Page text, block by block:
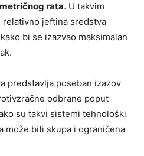
rata. U takvim
jeftina sredstva
bi se izazvao maksimalan
predstavlja poseban izazov
odbrane poput
su takvi sistemi tehnološki
može biti skupa i ograničena